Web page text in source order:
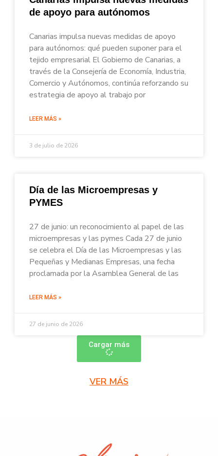
de apoyo para autónomos
Canarias impulsa nuevas medidas de apoyo
para autónomos: qué pueden suponer para el
tejido empresarial El Gobierno de Canarias, a
través de la Consejería de Economía, Industria,
Comercio y Autónomos, continúa reforzando su
estrategia de apoyo al trabajo por
LEER MÁS »
3 de julio de 2026
Día de las Microempresas y
PYMES
27 de junio: un reconocimiento al papel de las
microempresas y las pymes Cada 27 de junio
se celebra el Día de las Microempresas y las
Pequeñas y Medianas Empresas, una fecha
proclamada por la Asamblea General de las
LEER MÁS »
27 de junio de 2026
Cargar más
VER MÁS